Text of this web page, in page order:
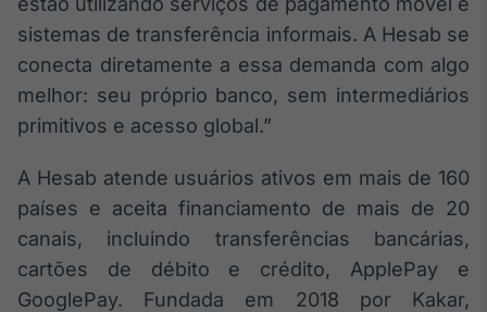
sistemas de transferência informais. A Hesab se
conecta diretamente a essa demanda com algo
melhor: seu próprio banco, sem intermediários
primitivos e acesso global.”
A Hesab atende usuários ativos em mais de 160
países e aceita financiamento de mais de 20
canais, incluindo transferências bancárias,
cartões de débito e crédito, ApplePay e
GooglePay. Fundada em 2018 por Kakar,